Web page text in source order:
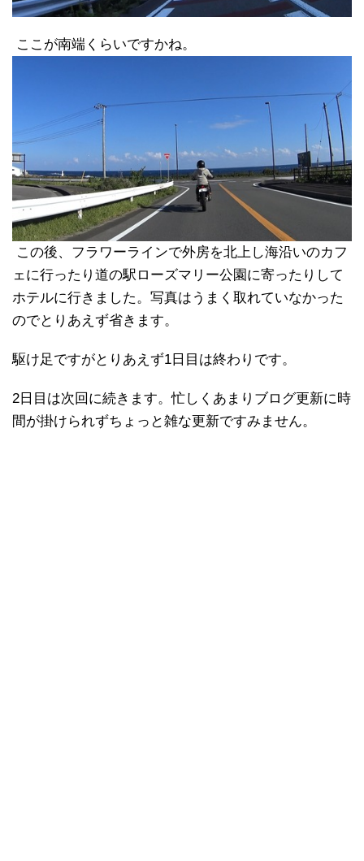
ここが南端くらいですかね。
この後、フラワーラインで外房を北上し海沿いのカフ
ェに行ったり道の駅ローズマリー公園に寄ったりして
ホテルに行きました。写真はうまく取れていなかった
のでとりあえず省きます。
駆け足ですがとりあえず1日目は終わりです。
2日目は次回に続きます。忙しくあまりブログ更新に時
間が掛けられずちょっと雑な更新ですみません。